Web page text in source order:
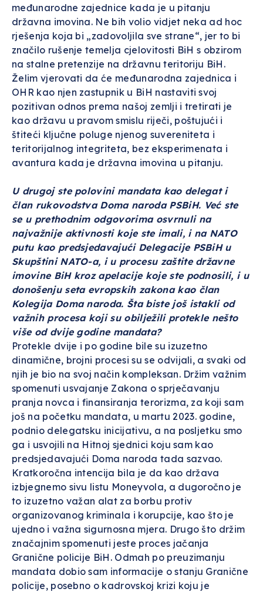
međunarodne zajednice kada je u pitanju
državna imovina. Ne bih volio vidjet neka ad hoc
rješenja koja bi „zadovoljila sve strane“, jer to bi
značilo rušenje temelja cjelovitosti BiH s obzirom
na stalne pretenzije na državnu teritoriju BiH.
Želim vjerovati da će međunarodna zajednica i
OHR kao njen zastupnik u BiH nastaviti svoj
pozitivan odnos prema našoj zemlji i tretirati je
kao državu u pravom smislu riječi, poštujući i
štiteći ključne poluge njenog suvereniteta i
teritorijalnog integriteta, bez eksperimenata i
avantura kada je državna imovina u pitanju.
U drugoj ste polovini mandata kao delegat i
član rukovodstva Doma naroda PSBiH. Već ste
se u prethodnim odgovorima osvrnuli na
najvažnije aktivnosti koje ste imali, i na NATO
putu kao predsjedavajući Delegacije PSBiH u
Skupštini NATO-a, i u procesu zaštite državne
imovine BiH kroz apelacije koje ste podnosili, i u
donošenju seta evropskih zakona kao član
Kolegija Doma naroda. Šta biste još istakli od
važnih procesa koji su obilježili protekle nešto
više od dvije godine mandata?
Protekle dvije i po godine bile su izuzetno
dinamične, brojni procesi su se odvijali, a svaki od
njih je bio na svoj način kompleksan. Držim važnim
spomenuti usvajanje Zakona o sprječavanju
pranja novca i finansiranja terorizma, za koji sam
još na početku mandata, u martu 2023. godine,
podnio delegatsku inicijativu, a na posljetku smo
ga i usvojili na Hitnoj sjednici koju sam kao
predsjedavajući Doma naroda tada sazvao.
Kratkoročna intencija bila je da kao država
izbjegnemo sivu listu Moneyvola, a dugoročno je
to izuzetno važan alat za borbu protiv
organizovanog kriminala i korupcije, kao što je
ujedno i važna sigurnosna mjera. Drugo što držim
značajnim spomenuti jeste proces jačanja
Granične policije BiH. Odmah po preuzimanju
mandata dobio sam informacije o stanju Granične
policije, posebno o kadrovskoj krizi koju je